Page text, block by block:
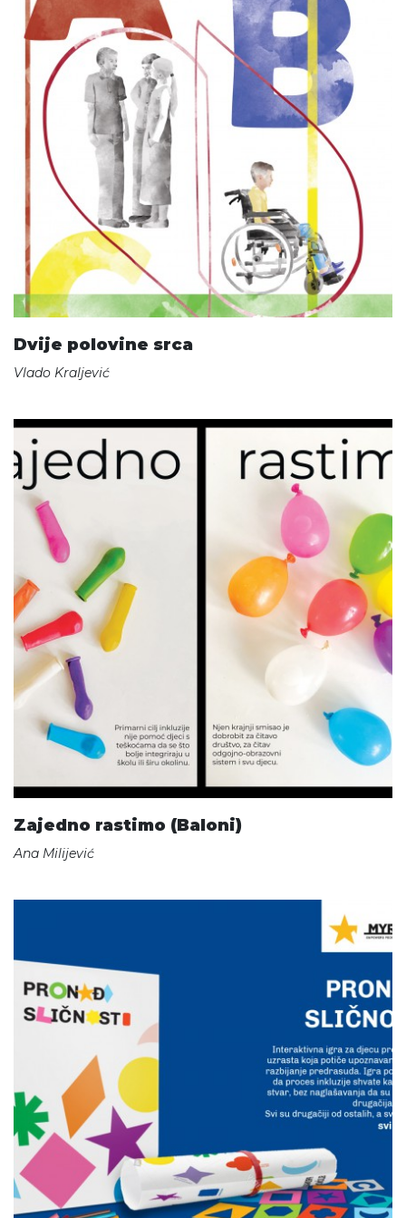
Dvije polovine srca
Vlado Kraljević
Zajedno rastimo (Baloni)
Ana Milijević